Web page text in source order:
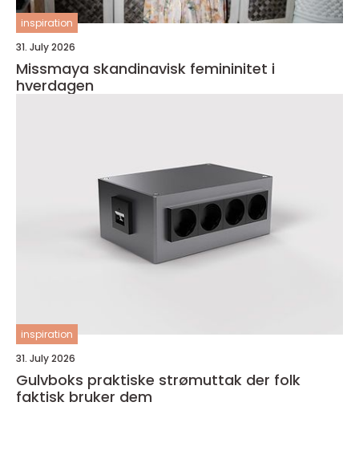
inspiration
31. July 2026
Missmaya skandinavisk femininitet i
hverdagen
inspiration
31. July 2026
Gulvboks praktiske strømuttak der folk
faktisk bruker dem